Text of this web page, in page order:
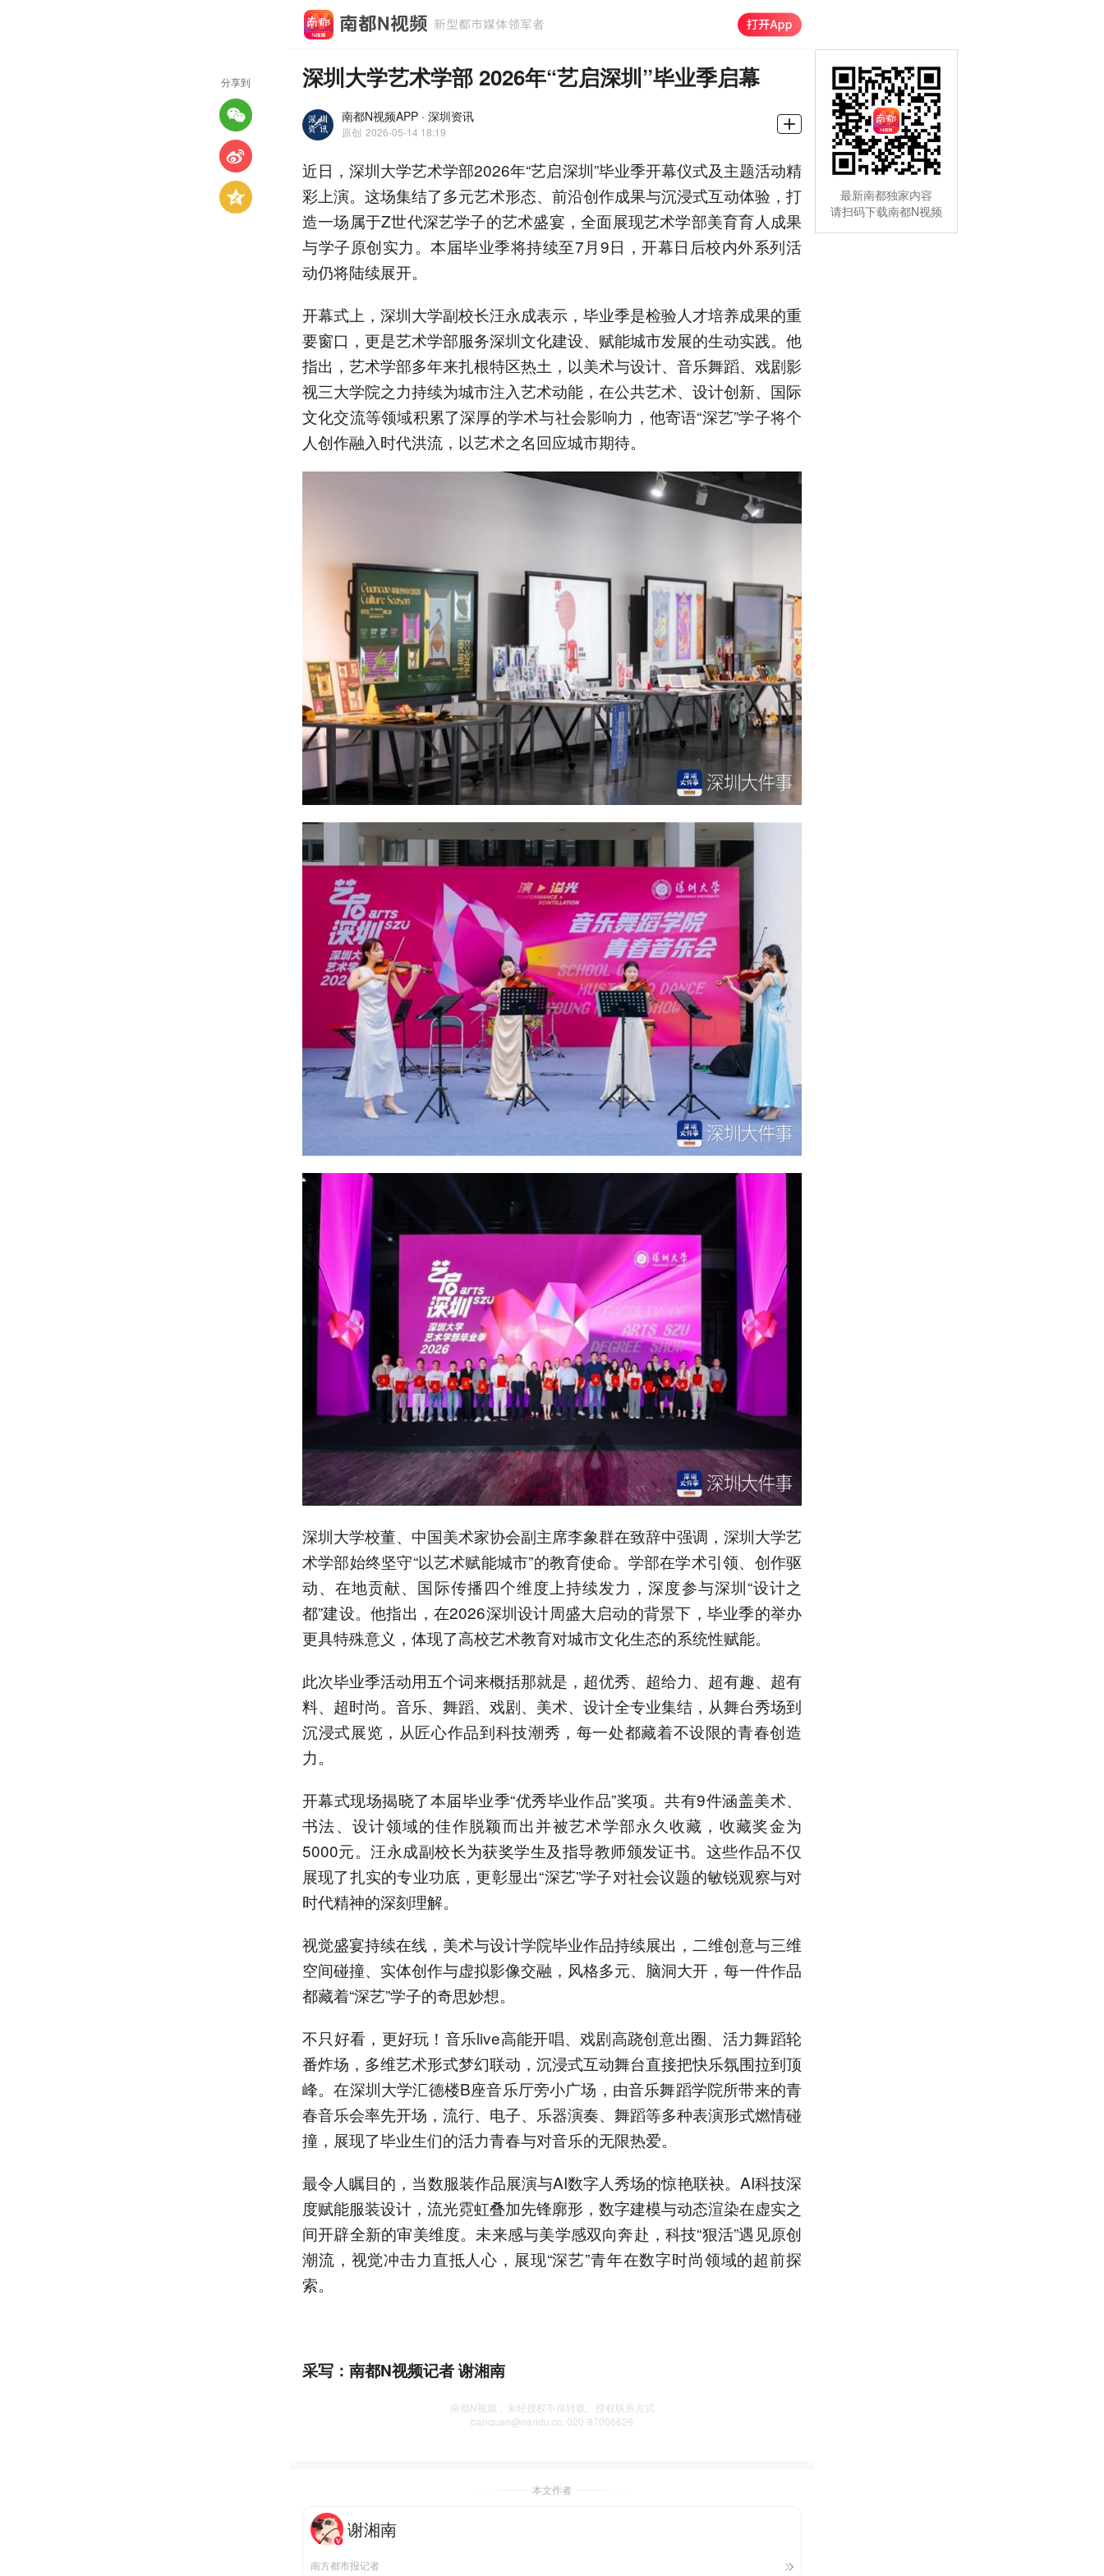
深圳大学艺术学部 2026年“艺启深圳”毕业季启幕
南都N视频APP · 深圳资讯
原创 2026-05-14 18:19
近日，深圳大学艺术学部2026年“艺启深圳”毕业季开幕仪式及主题活动精
彩上演。这场集结了多元艺术形态、前沿创作成果与沉浸式互动体验，打
造一场属于Z世代深艺学子的艺术盛宴，全面展现艺术学部美育育人成果
与学子原创实力。本届毕业季将持续至7月9日，开幕日后校内外系列活
动仍将陆续展开。
开幕式上，深圳大学副校长汪永成表示，毕业季是检验人才培养成果的重
要窗口，更是艺术学部服务深圳文化建设、赋能城市发展的生动实践。他
指出，艺术学部多年来扎根特区热土，以美术与设计、音乐舞蹈、戏剧影
视三大学院之力持续为城市注入艺术动能，在公共艺术、设计创新、国际
文化交流等领域积累了深厚的学术与社会影响力，他寄语“深艺”学子将个
人创作融入时代洪流，以艺术之名回应城市期待。
深圳大学校董、中国美术家协会副主席李象群在致辞中强调，深圳大学艺
术学部始终坚守“以艺术赋能城市”的教育使命。学部在学术引领、创作驱
动、在地贡献、国际传播四个维度上持续发力，深度参与深圳“设计之
都”建设。他指出，在2026深圳设计周盛大启动的背景下，毕业季的举办
更具特殊意义，体现了高校艺术教育对城市文化生态的系统性赋能。
此次毕业季活动用五个词来概括那就是，超优秀、超给力、超有趣、超有
料、超时尚。音乐、舞蹈、戏剧、美术、设计全专业集结，从舞台秀场到
沉浸式展览，从匠心作品到科技潮秀，每一处都藏着不设限的青春创造
力。
开幕式现场揭晓了本届毕业季“优秀毕业作品”奖项。共有9件涵盖美术、
书法、设计领域的佳作脱颖而出并被艺术学部永久收藏，收藏奖金为
5000元。汪永成副校长为获奖学生及指导教师颁发证书。这些作品不仅
展现了扎实的专业功底，更彰显出“深艺”学子对社会议题的敏锐观察与对
时代精神的深刻理解。
视觉盛宴持续在线，美术与设计学院毕业作品持续展出，二维创意与三维
空间碰撞、实体创作与虚拟影像交融，风格多元、脑洞大开，每一件作品
都藏着“深艺”学子的奇思妙想。
不只好看，更好玩！音乐live高能开唱、戏剧高跷创意出圈、活力舞蹈轮
番炸场，多维艺术形式梦幻联动，沉浸式互动舞台直接把快乐氛围拉到顶
峰。在深圳大学汇德楼B座音乐厅旁小广场，由音乐舞蹈学院所带来的青
春音乐会率先开场，流行、电子、乐器演奏、舞蹈等多种表演形式燃情碰
撞，展现了毕业生们的活力青春与对音乐的无限热爱。
最令人瞩目的，当数服装作品展演与AI数字人秀场的惊艳联袂。AI科技深
度赋能服装设计，流光霓虹叠加先锋廓形，数字建模与动态渲染在虚实之
间开辟全新的审美维度。未来感与美学感双向奔赴，科技“狠活”遇见原创
潮流，视觉冲击力直抵人心，展现“深艺”青年在数字时尚领域的超前探
索。
采写：南都N视频记者 谢湘南
南都N视频，未经授权不得转载、授权联系方式
banquan@nandu.cc. 020-87006626
本文作者
谢湘南
南方都市报记者
分享到
最新南都独家内容
请扫码下载南都N视频